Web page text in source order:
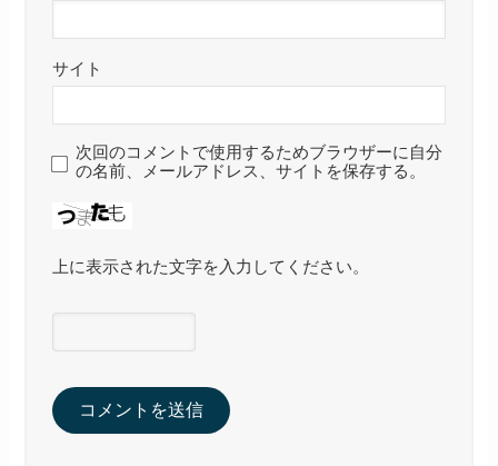
サイト
次回のコメントで使用するためブラウザーに自分
の名前、メールアドレス、サイトを保存する。
上に表示された文字を入力してください。